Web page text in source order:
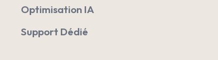
Optimisation IA
Support Dédié